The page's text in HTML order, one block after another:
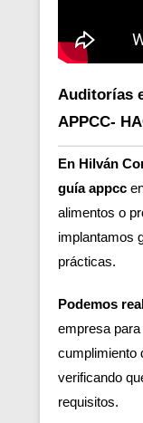
Auditorías
APPCC-
En Hilván
guía appcc
alimentos o
implantamos
prácticas.
Podemos
empresa
cumplimiento
verificando
requisitos.